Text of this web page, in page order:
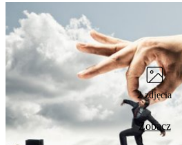
2 zdjęcia
Zobacz